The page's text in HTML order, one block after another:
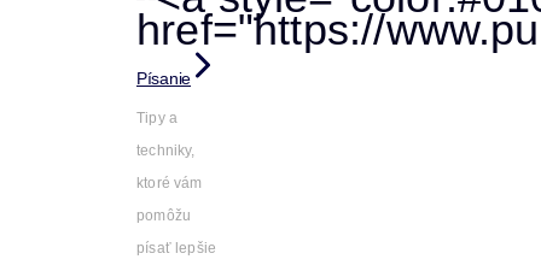
Písanie
Tipy a
techniky,
ktoré vám
pomôžu
písať lepšie